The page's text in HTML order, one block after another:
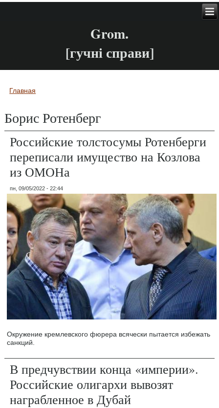
Grom.
[гучні справи]
Вы здесь
Главная
Борис Ротенберг
Российские толстосумы Ротенберги
переписали имущество на Козлова
из ОМОНа
пн, 09/05/2022 - 22:44
Окружение кремлевского фюрера всячески пытается избежать
санкций.
В предчувствии конца «империи».
Российские олигархи вывозят
награбленное в Дубай